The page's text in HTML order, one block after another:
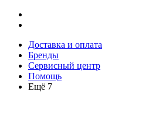
Доставка и оплата
Бренды
Сервисный центр
Помощь
Ещё 7